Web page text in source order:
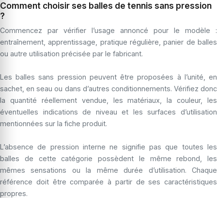
Comment choisir ses balles de tennis sans pression
?
Commencez par vérifier l’usage annoncé pour le modèle :
entraînement, apprentissage, pratique régulière, panier de balles
ou autre utilisation précisée par le fabricant.
Les balles sans pression peuvent être proposées à l’unité, en
sachet, en seau ou dans d’autres conditionnements. Vérifiez donc
la quantité réellement vendue, les matériaux, la couleur, les
éventuelles indications de niveau et les surfaces d’utilisation
mentionnées sur la fiche produit.
L’absence de pression interne ne signifie pas que toutes les
balles de cette catégorie possèdent le même rebond, les
mêmes sensations ou la même durée d’utilisation. Chaque
référence doit être comparée à partir de ses caractéristiques
propres.